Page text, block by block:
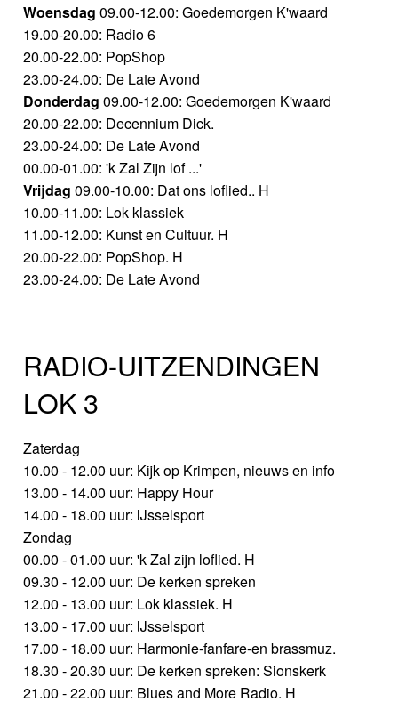
Woensdag 09.00-12.00: Goedemorgen K'waard
19.00-20.00: Radio 6
20.00-22.00: PopShop
23.00-24.00: De Late Avond
Donderdag 09.00-12.00: Goedemorgen K'waard
20.00-22.00: Decennium Dick.
23.00-24.00: De Late Avond
00.00-01.00: 'k Zal Zijn lof ...'
Vrijdag 09.00-10.00: Dat ons loflied.. H
10.00-11.00: Lok klassiek
11.00-12.00: Kunst en Cultuur. H
20.00-22.00: PopShop. H
23.00-24.00: De Late Avond
RADIO-UITZENDINGEN
LOK 3
Zaterdag
10.00 - 12.00 uur: Kijk op Krimpen, nieuws en info
13.00 - 14.00 uur: Happy Hour
14.00 - 18.00 uur: IJsselsport
Zondag
00.00 - 01.00 uur: 'k Zal zijn loflied. H
09.30 - 12.00 uur: De kerken spreken
12.00 - 13.00 uur: Lok klassiek. H
13.00 - 17.00 uur: IJsselsport
17.00 - 18.00 uur: Harmonie-fanfare-en brassmuz.
18.30 - 20.30 uur: De kerken spreken: Sionskerk
21.00 - 22.00 uur: Blues and More Radio. H